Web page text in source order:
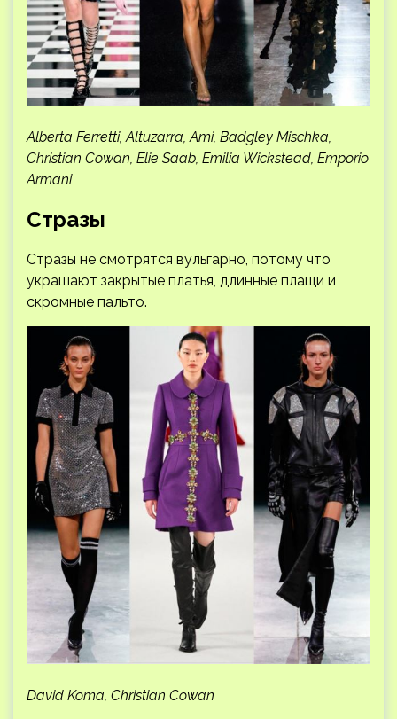
Alberta Ferretti, Altuzarra, Ami, Badgley Mischka,
Christian Cowan, Elie Saab, Emilia Wickstead, Emporio
Armani
Стразы
Стразы не смотрятся вульгарно, потому что
украшают закрытые платья, длинные плащи и
скромные пальто.
David Koma, Christian Cowan